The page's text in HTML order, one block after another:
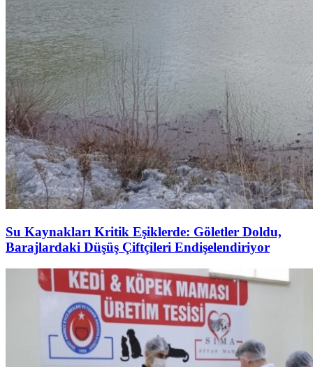
Su Kaynakları Kritik Eşiklerde: Göletler Doldu,
Barajlardaki Düşüş Çiftçileri Endişelendiriyor